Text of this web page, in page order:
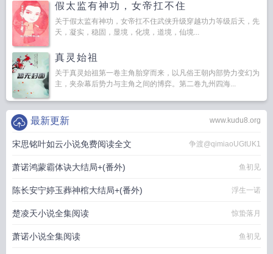
假太监有神功，女帝扛不住
关于假太监有神功，女帝扛不住武侠升级穿越功力等级后天，先
天，凝实，稳固，显境，化境，道境，仙境...
真灵始祖
关于真灵始祖第一卷主角胎穿而来，以凡俗王朝内部势力变幻为
主，夹杂幕后势力与主角之间的博弈。第二卷九州四海...
www.kudu8.org
最新更新
宋思铭叶如云小说免费阅读全文 争渡@qimiaoUGtUK1
萧诺鸿蒙霸体诀大结局+(番外) 鱼初见
陈长安宁婷玉葬神棺大结局+(番外) 浮生一诺
楚凌天小说全集阅读 惊蛰落月
萧诺小说全集阅读 鱼初见